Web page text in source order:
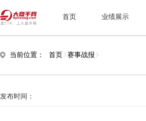
首页 业绩展示
当前位置： 首页 赛事战报
发布时间：